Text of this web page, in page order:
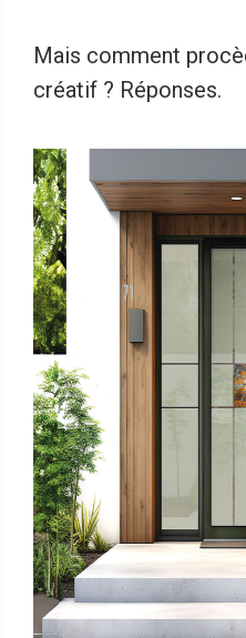
Mais comment
créatif ? Réponses.